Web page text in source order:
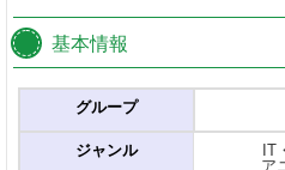
基本情報
グループ
ジャンル
IT
ア